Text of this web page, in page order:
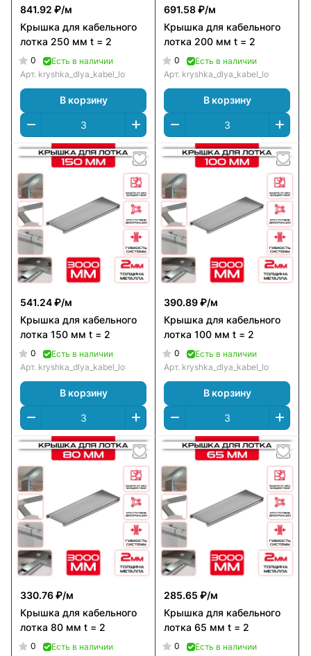
841.92 ₽/м
Крышка для кабельного
лотка 250 мм t = 2
0
Есть в наличии
Арт. kryshka_dlya_kabel_lotka_250_mm_t_=_2
В корзину
691.58 ₽/м
Крышка для кабельного
лотка 200 мм t = 2
0
Есть в наличии
Арт.
В корзину
541.24 ₽/м
Крышка для кабельного
лотка 150 мм t = 2
0
Есть в наличии
Арт. kryshka_dlya_kabel_lotka_150_mm_t_=_2
В корзину
390.89 ₽/м
Крышка для кабельного
лотка 100 мм t = 2
0
Есть в наличии
Арт.
В корзину
330.76 ₽/м
Крышка для кабельного
лотка 80 мм t = 2
0
Есть в наличии
285.65 ₽/м
Крышка для кабельного
лотка 65 мм t = 2
0
Есть в наличии